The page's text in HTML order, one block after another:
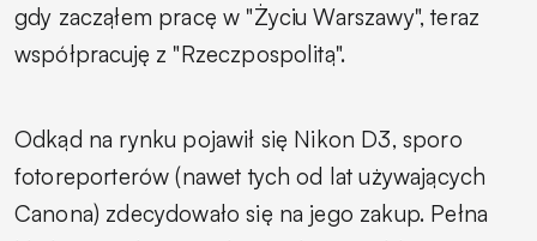
gdy zacząłem pracę w "Życiu Warszawy", teraz
współpracuję z "Rzeczpospolitą".
Odkąd na rynku pojawił się Nikon D3, sporo
fotoreporterów (nawet tych od lat używających
Canona) zdecydowało się na jego zakup. Pełna